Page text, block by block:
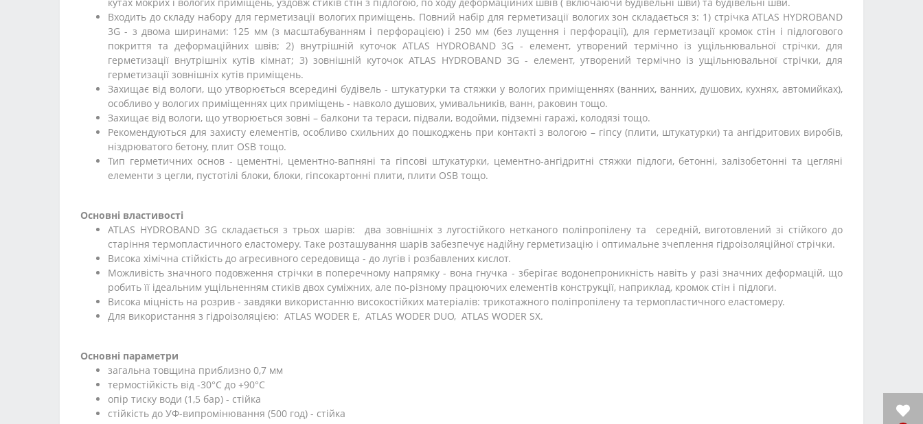
Входить до складу набору для герметизації вологих приміщень. Повний набір для герметизації вологих зон складається з: 1) стрічка ATLAS HYDROBAND
3G - з двома ширинами: 125 мм (з масштабуванням і перфорацією) і 250 мм (без лущення і перфорації), для герметизації кромок стін і підлогового
покриття та деформаційних швів; 2) внутрішній куточок ATLAS HYDROBAND 3G - елемент, утворений термічно із ущільнювальної стрічки, для
герметизації внутрішніх кутів кімнат; 3) зовнішній куточок ATLAS HYDROBAND 3G - елемент, утворений термічно із ущільнювальної стрічки, для
герметизації зовнішніх кутів приміщень.
Захищає від вологи, що утворюється всередині будівель - штукатурки та стяжки у вологих приміщеннях (ванних, ванних, душових, кухнях, автомийках),
особливо у вологих приміщеннях цих приміщень - навколо душових, умивальників, ванн, раковин тощо.
Захищає від вологи, що утворюється зовні – балкони та тераси, підвали, водойми, підземні гаражі, колодязі тощо.
Рекомендуються для захисту елементів, особливо схильних до пошкоджень при контакті з вологою – гіпсу (плити, штукатурки) та ангідритових виробів,
ніздрюватого бетону, плит OSB тощо.
Тип герметичних основ - цементні, цементно-вапняні та гіпсові штукатурки, цементно-ангідритні стяжки підлоги, бетонні, залізобетонні та цегляні
елементи з цегли, пустотілі блоки, блоки, гіпсокартонні плити, плити OSB тощо.
Основні властивості
ATLAS HYDROBAND 3G складається з трьох шарів: два зовнішніх з лугостійкого нетканого поліпропілену та середній, виготовлений ​​зі стійкого до
старіння термопластичного еластомеру. Таке розташування шарів забезпечує надійну герметизацію і оптимальне зчеплення гідроізоляційної стрічки.
Висока хімічна стійкість до агресивного середовища - до лугів і розбавлених кислот.
Можливість значного подовження стрічки в поперечному напрямку - вона гнучка - зберігає водонепроникність навіть у разі значних деформацій, що
робить її ідеальним ущільненням стиків двох суміжних, але по-різному працюючих елементів конструкції, наприклад, кромок стін і підлоги.
Висока міцність на розрив - завдяки використанню високостійких матеріалів: трикотажного поліпропілену та термопластичного еластомеру.
Для використання з гідроізоляцією: ATLAS WODER E, ATLAS WODER DUO, ATLAS WODER SX.
Основні параметри
загальна товщина приблизно 0,7 мм
термостійкість від -30°С до +90°С
опір тиску води (1,5 бар) - стійка
стійкість до УФ-випромінювання (500 год) - стійка